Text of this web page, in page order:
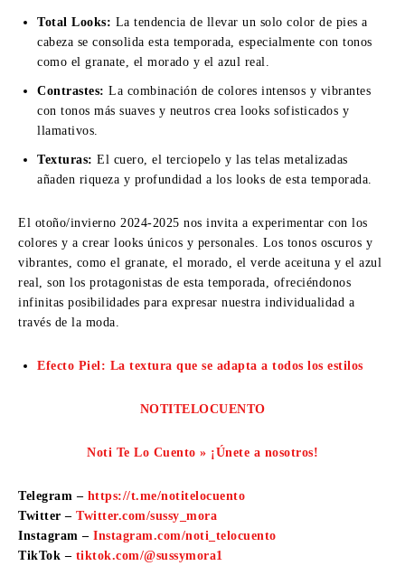
Total Looks: La tendencia de llevar un solo color de pies a
cabeza se consolida esta temporada, especialmente con tonos
como el granate, el morado y el azul real.
Contrastes: La combinación de colores intensos y vibrantes
con tonos más suaves y neutros crea looks sofisticados y
llamativos.
Texturas: El cuero, el terciopelo y las telas metalizadas
añaden riqueza y profundidad a los looks de esta temporada.
El otoño/invierno 2024-2025 nos invita a experimentar con los
colores y a crear looks únicos y personales. Los tonos oscuros y
vibrantes, como el granate, el morado, el verde aceituna y el azul
real, son los protagonistas de esta temporada, ofreciéndonos
infinitas posibilidades para expresar nuestra individualidad a
través de la moda.
Efecto Piel: La textura que se adapta a todos los estilos
NOTITELOCUENTO
Noti Te Lo Cuento » ¡Únete a nosotros!
Telegram – https://t.me/notitelocuento
Twitter – Twitter.com/sussy_mora
Instagram – Instagram.com/noti_telocuento
TikTok – tiktok.com/@sussymora1